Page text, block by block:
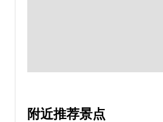
附近推荐景点